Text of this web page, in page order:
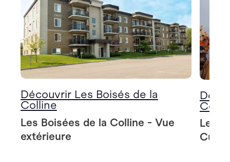
Découvrir Les Boisés de la
Colline
Les Boisées de la Colline - Vue
extérieure
Les